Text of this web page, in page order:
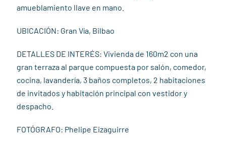
amueblamiento llave en mano.
UBICACIÓN: Gran Vía, Bilbao
DETALLES DE INTERÉS: Vivienda de 160m2 con una
gran terraza al parque compuesta por salón, comedor,
cocina, lavandería, 3 baños completos, 2 habitaciones
de invitados y habitación principal con vestidor y
despacho.
FOTÓGRAFO: Phelipe Eizaguirre